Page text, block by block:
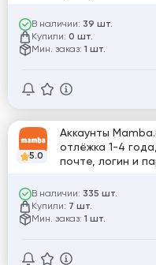
В наличии: 39 шт.
Купили: 0 шт.
Мин. заказ: 1 шт.
5.0
Аккаунты
отлёжка 1-4
почте, логин и
В наличии: 335 шт.
Купили: 7 шт.
Мин. заказ: 1 шт.